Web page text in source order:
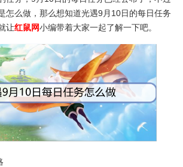
怎么做，那么想知道光遇9月10日的每日任务
让红鼠网小编带着大家一起了解一下吧。